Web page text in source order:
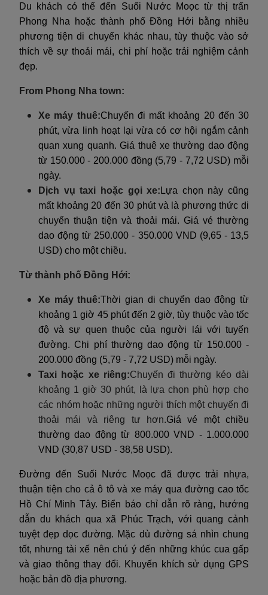
Du khách có thể đến Suối Nước Moọc từ thị trấn
Phong Nha hoặc thành phố Đồng Hới bằng nhiều
phương tiện di chuyển khác nhau, tùy thuộc vào sở
thích về sự thoải mái, chi phí hoặc trải nghiệm cảnh
đẹp.
From Phong Nha town:
Xe máy thuê:Chuyến đi mất khoảng 20 đến 30
phút, vừa linh hoạt lại vừa có cơ hội ngắm cảnh
quan xung quanh. Giá thuê xe thường dao động
từ 150.000 - 200.000 đồng (5,79 - 7,72 USD) mỗi
ngày.
Dịch vụ taxi hoặc gọi xe: Lựa chọn này cũng
mất khoảng 20 đến 30 phút và là phương thức di
chuyển thuận tiện và thoải mái. Giá vé thường
dao động từ 250.000 - 350.000 VND (9,65 - 13,5
USD) cho một chiều.
Từ thành phố Đồng Hới:
Xe máy thuê:Thời gian di chuyển dao động từ
khoảng 1 giờ 45 phút đến 2 giờ, tùy thuộc vào tốc
độ và sự quen thuộc của người lái với tuyến
đường. Chi phí thường dao động từ 150.000 -
200.000 đồng (5,79 - 7,72 USD) mỗi ngày.
Taxi hoặc xe riêng:Chuyến đi thường kéo dài
khoảng 1 giờ 30 phút, là lựa chọn phù hợp cho
các nhóm hoặc những người thích một chuyến đi
thoải mái và riêng tư hơn.Giá vé một chiều
thường dao động từ 800.000 VND - 1.000.000
VND (30,87 USD - 38,58 USD).
Đường đến Suối Nước Moọc đã được trải nhựa,
thuận tiện cho cả ô tô và xe máy qua đường cao tốc
Hồ Chí Minh Tây. Biển báo chỉ dẫn rõ ràng, hướng
dẫn du khách qua xã Phúc Trạch, với quang cảnh
tuyệt đẹp dọc đường. Mặc dù đường sá nhìn chung
tốt, nhưng tài xế nên chú ý đến những khúc cua gấp
và giao thông thay đổi. Khuyến khích sử dụng GPS
hoặc bản đồ địa phương.